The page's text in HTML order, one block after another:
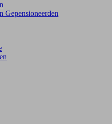
Gepensioneerden